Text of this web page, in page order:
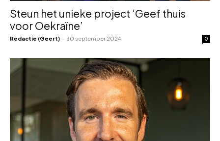
Steun het unieke project ‘Geef thuis
voor Oekraïne’
Redactie (Geert) - 30 september 2024 0